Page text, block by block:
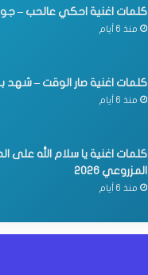
كلمات اغنية احكي عالحب – جورج
منذ 6 أيام
كلمات اغنية صار الوقت – شهد برمدا
منذ 6 أيام
كلمات اغنية يا سلام الله على
المزروعي 2026
منذ 6 أيام